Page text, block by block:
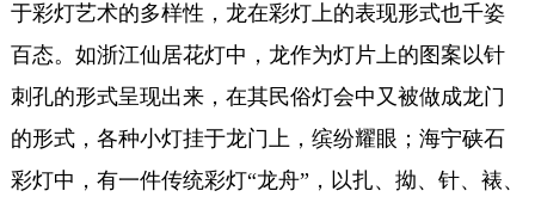
于彩灯艺术的多样性，龙在彩灯上的表现形式也千姿
百态。如浙江仙居花灯中，龙作为灯片上的图案以针
刺孔的形式呈现出来，在其民俗灯会中又被做成龙门
的形式，各种小灯挂于龙门上，缤纷耀眼；海宁硖石
彩灯中，有一件传统彩灯“龙舟”，以扎、拗、针、裱、